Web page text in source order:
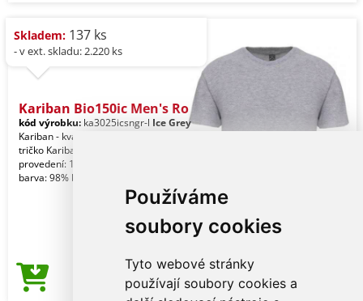
Používáme
soubory cookies
Tyto webové stránky
používají soubory cookies a
Skladem: 137 ks
- v ext. skladu: 2.220 ks
Kariban Bio150ic Men's Ro
kód výrobku: ka3025icsngr-l Ice Grey
Kariban - kvalitní značkové pánské
tričko Kariban Jednobarevné
provedení: 100% bavlna. Skvrnitá šedá
barva: 98% bavlna
Cena od82,49Kč